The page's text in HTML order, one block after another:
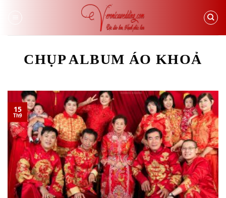
CHỤP ALBUM ÁO KHOẢ
15
Th9